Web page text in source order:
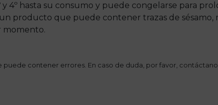
4º hasta su consumo y puede congelarse para
producto que puede contener trazas de sésamo,
momento.
contener errores. En caso de duda, por favor,